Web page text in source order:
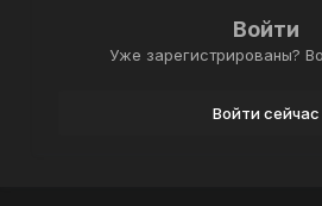
Войти
Уже зарегистрированы?
Войти сейчас